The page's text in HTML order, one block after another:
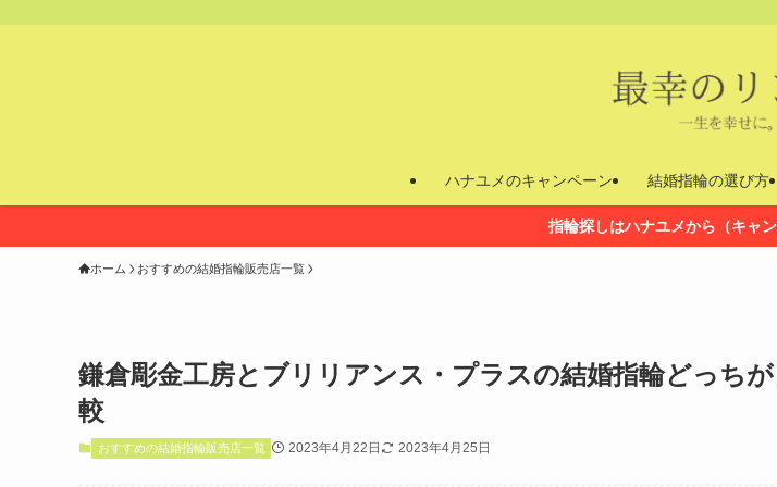
ハナユメのキャンペーン 結婚指輪の選び方
指輪探しはハナユメから（キャ
ホーム おすすめの結婚指輪販売店一覧
鎌倉彫金工房とブリリアンス・プラスの結婚指輪どっち
較
おすすめの結婚指輪販売店一覧 2023年4月22日 2023年4月25日